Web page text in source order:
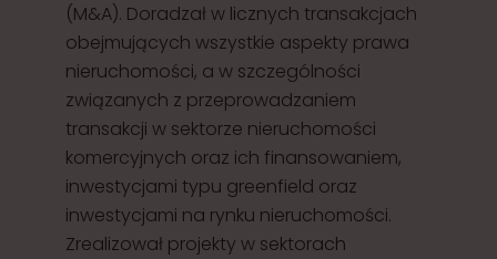
(M&A). Doradzał w licznych transakcjach
obejmujących wszystkie aspekty prawa
nieruchomości, a w szczególności
związanych z przeprowadzaniem
transakcji w sektorze nieruchomości
komercyjnych oraz ich finansowaniem,
inwestycjami typu greenfield oraz
inwestycjami na rynku nieruchomości.
Zrealizował projekty w sektorach